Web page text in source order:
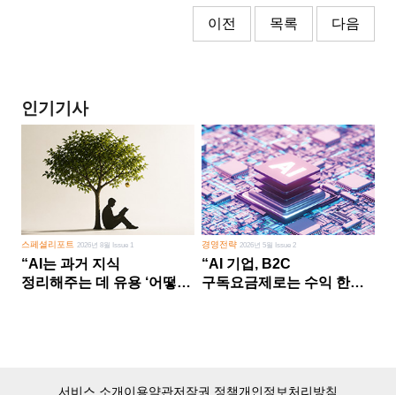
이전 목록 다음
인기기사
스페셜리포트 2026년 8월 Issue 1
“AI는 과거 지식
정리해주는 데 유용 ‘어떻게
경영전략 2026년 5월 Issue 2
“AI 기업, B2C
구독요금제로는 수익 한계
서비스 소개이용약관저작권 정책개인정보처리방침